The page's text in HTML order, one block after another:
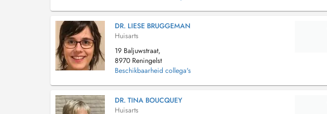
DR. LIESE BRUGGEMAN
Huisarts
19 Baljuwstraat,
8970 Reningelst
Beschikbaarheid collega's
DR. TINA BOUCQUEY
Huisarts